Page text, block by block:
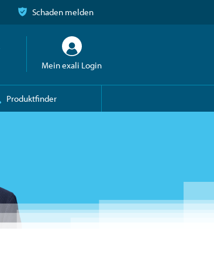
Schaden melden
Mein exali Login
Produktfinder